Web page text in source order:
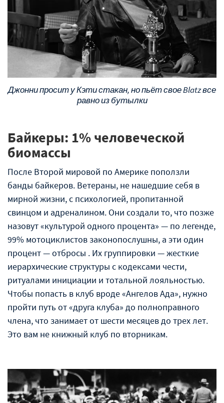
Джонни просит у Кэти стакан, но пьёт свое Blatz все
равно из бутылки
Байкеры: 1% человеческой
биомассы
После Второй мировой по Америке поползли
банды байкеров. Ветераны, не нашедшие себя в
мирной жизни, с психологией, пропитанной
свинцом и адреналином. Они создали то, что позже
назовут «культурой одного процента» — по легенде,
99% мотоциклистов законопослушны, а эти один
процент — отбросы . Их группировки — жесткие
иерархические структуры с кодексами чести,
ритуалами инициации и тотальной лояльностью.
Чтобы попасть в клуб вроде «Ангелов Ада», нужно
пройти путь от «друга клуба» до полноправного
члена, что занимает от шести месяцев до трех лет.
Это вам не книжный клуб по вторникам.